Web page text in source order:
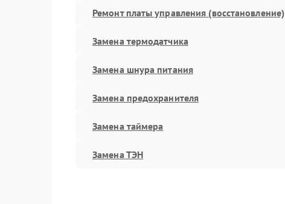
Ремонт платы управления (восстановление)
Замена термодатчика
Замена шнура питания
Замена предохранителя
Замена таймера
Замена ТЭН